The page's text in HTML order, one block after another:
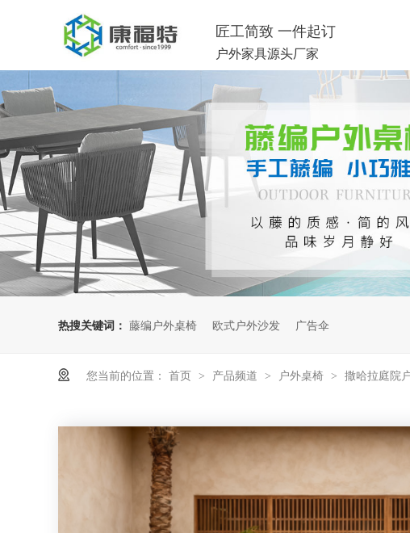
匠工简致 一件起订
户外家具源头厂家
热搜关键词： 藤编户外桌椅 欧式户外沙发 广告伞
您当前的位置： 首页 > 产品频道 > 户外桌椅 > 撒哈拉庭院